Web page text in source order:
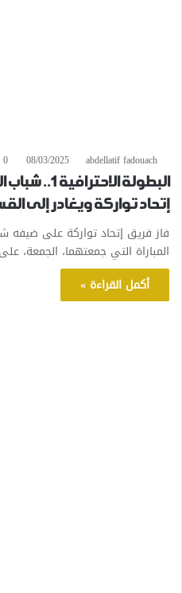
abdellatif fadouach
08/03/2025
0
البطولة
إتحاد تواركة ويغادر إلى
فاز فريق إتحاد تواركة على ضيفه
المباراة التي جمعتهما، الجمعة، على
أكمل القراءة »